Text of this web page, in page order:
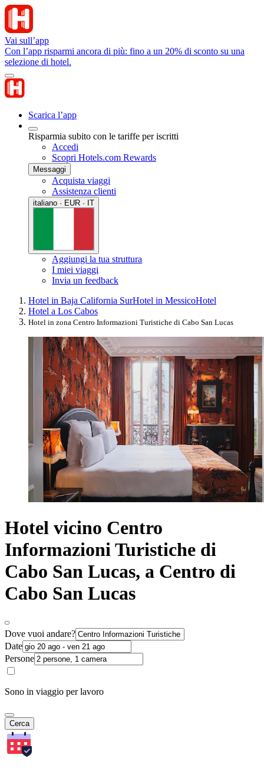
Vai sull’app
Con l’app risparmi ancora di più: fino a un 20% di sconto su una
selezione di hotel.
Scarica l’app
Risparmia subito con le tariffe per iscritti
Accedi
Scopri Hotels.com Rewards
Messaggi
Acquista viaggi
Assistenza clienti
italiano · EUR · IT
Aggiungi la tua struttura
I miei viaggi
Invia un feedback
Hotel in Baja California SurHotel in MessicoHotel
Hotel a Los Cabos
Hotel in zona Centro Informazioni Turistiche di Cabo San Lucas
Hotel vicino Centro
Informazioni Turistiche di
Cabo San Lucas, a Centro di
Cabo San Lucas
Dove vuoi andare?
Date
Persone
Sono in viaggio per lavoro
Cerca